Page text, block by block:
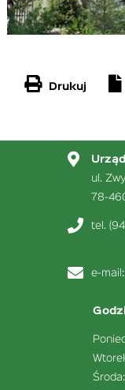
Drukuj
ul.
78-
tel.
e-mail: